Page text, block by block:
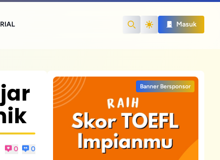
Search
Masuk
0 0
Banner Bersponsor